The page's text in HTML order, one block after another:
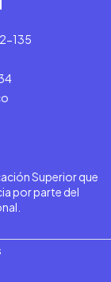
135
Superior que
por parte del